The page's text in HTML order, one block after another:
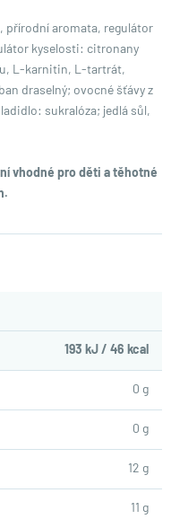
přírodní aromata, regulátor
kyselosti: citronany
L-karnitin, L-tartrát,
draselný; ovocné šťávy z
sukralóza; jedlá sůl,
vhodné pro děti a těhotné
193 kJ / 46 kcal
0 g
0 g
12 g
11 g